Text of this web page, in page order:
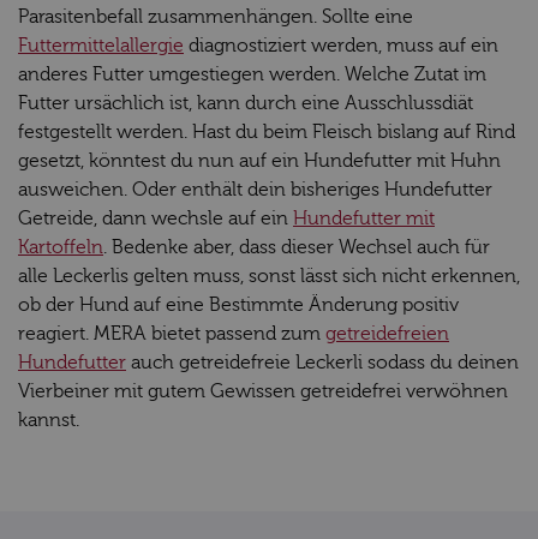
Parasitenbefall zusammenhängen. Sollte eine
Futtermittelallergie diagnostiziert werden, muss auf ein
anderes Futter umgestiegen werden. Welche Zutat im
Futter ursächlich ist, kann durch eine Ausschlussdiät
festgestellt werden. Hast du beim Fleisch bislang auf Rind
gesetzt, könntest du nun auf ein Hundefutter mit Huhn
ausweichen. Oder enthält dein bisheriges Hundefutter
Getreide, dann wechsle auf ein Hundefutter mit
Kartoffeln. Bedenke aber, dass dieser Wechsel auch für
alle Leckerlis gelten muss, sonst lässt sich nicht erkennen,
ob der Hund auf eine Bestimmte Änderung positiv
reagiert. MERA bietet passend zum getreidefreien
Hundefutter auch getreidefreie Leckerli sodass du deinen
Vierbeiner mit gutem Gewissen getreidefrei verwöhnen
kannst.